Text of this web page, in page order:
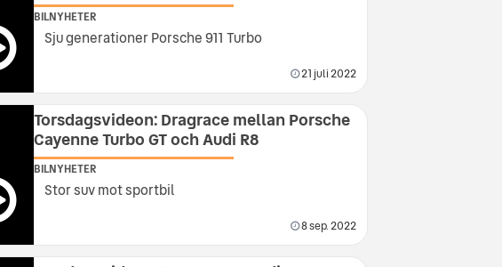
BILNYHETER
Sju generationer Porsche 911 Turbo
21 juli 2022
Torsdagsvideon: Dragrace mellan Porsche
Cayenne Turbo GT och Audi R8
BILNYHETER
Stor suv mot sportbil
8 sep. 2022